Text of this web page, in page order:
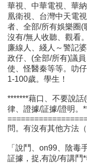
華視、中華電視、華
凰衛視、台灣中天電
者、全部/所有娛樂圈(
沒有/無人收聽、觀看
廉線人、綫人～警記
政仔、(全部/所有)議
使、怪醫秦等等。叻
1-100歲。學生！
*******藉口、不要說
律、證據/証據/證明。
問。有沒有其他方法
「說鬥、on99、陰毒
証據，捉,有說/有講鬥